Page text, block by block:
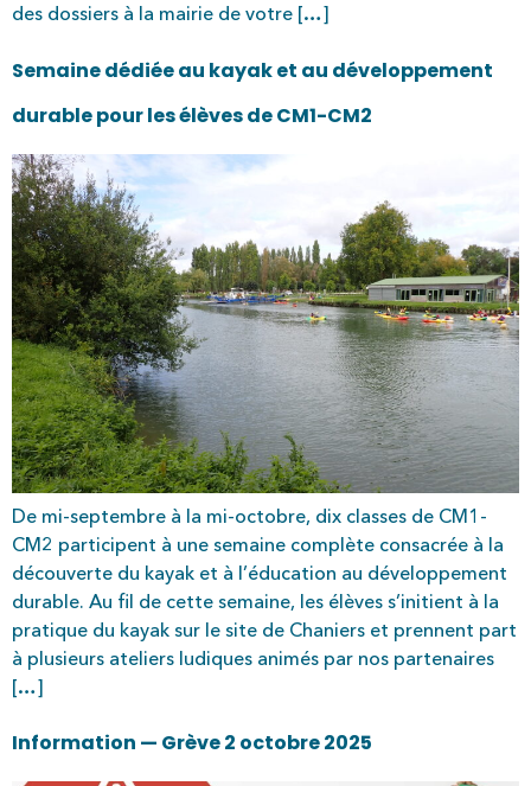
des dossiers à la mairie de votre […]
Semaine dédiée au kayak et au développement
durable pour les élèves de CM1-CM2
De mi-septembre à la mi-octobre, dix classes de CM1-
CM2 participent à une semaine complète consacrée à la
découverte du kayak et à l’éducation au développement
durable. Au fil de cette semaine, les élèves s’initient à la
pratique du kayak sur le site de Chaniers et prennent part
à plusieurs ateliers ludiques animés par nos partenaires
[…]
Information — Grève 2 octobre 2025